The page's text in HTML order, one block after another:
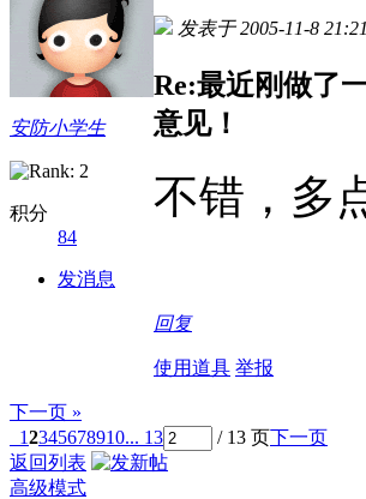
安防小学生
积分
84
发消息
发表于 2005-11-8
Re:最近刚做了
意见！
不错，多
回复
使用道具 举报
下一页 »
12345678910... 13 / 13 页下一页
返回列表
高级模式